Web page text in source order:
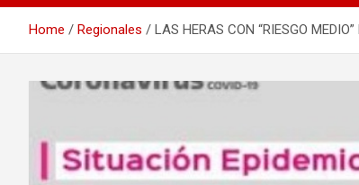
Home Regionales LAS HERAS CON “RIESGO